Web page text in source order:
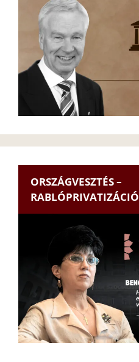
ORSZÁGVESZTÉS –
RABLÓPRIVATIZÁCIÓ